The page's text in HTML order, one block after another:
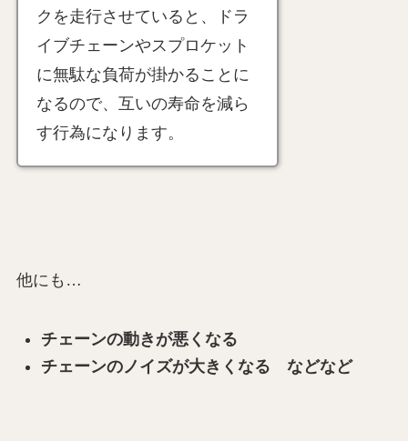
クを走行させていると、ドラ
イブチェーンやスプロケット
に無駄な負荷が掛かることに
なるので、互いの寿命を減ら
す行為になります。
他にも…
チェーンの動きが悪くなる
チェーンのノイズが大きくなる などなど